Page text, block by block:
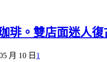
琲。雙店面迷人
月 10 日 1